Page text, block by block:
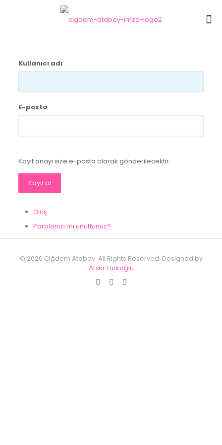
Kullanıcı adı
E-posta
Kayıt onayı size e-posta olarak gönderilecektir.
Giriş
Parolanızı mı unuttunuz?
© 2026 Çiğdem Atabey. All Rights Reserved. Designed by
Arda Türkoğlu